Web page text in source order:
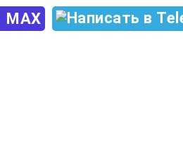
MAX